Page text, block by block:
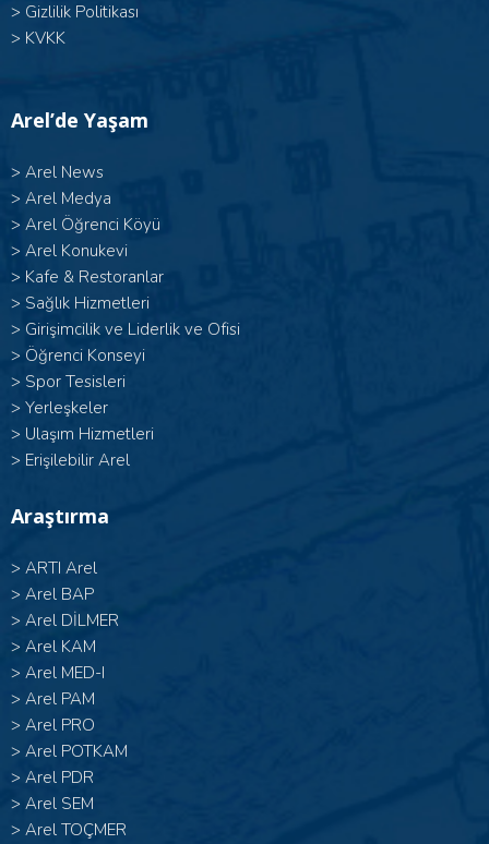
> Gizlilik Politikası
> KVKK
Arel’de Yaşam
> Arel News
> Arel Medya
> Arel Öğrenci Köyü
> Arel Konukevi
> Kafe & Restoranlar
> Sağlık Hizmetleri
> Girişimcilik ve Liderlik ve Ofisi
> Öğrenci Konseyi
> Spor Tesisleri
> Yerleşkeler
> Ulaşım Hizmetleri
> Erişilebilir Arel
Araştırma
> ARTI Arel
> Arel BAP
> Arel DİLMER
> Arel KAM
> Arel MED-I
> Arel PAM
> Arel PRO
> Arel POTKAM
> Arel PDR
> Arel SEM
> Arel TOÇMER